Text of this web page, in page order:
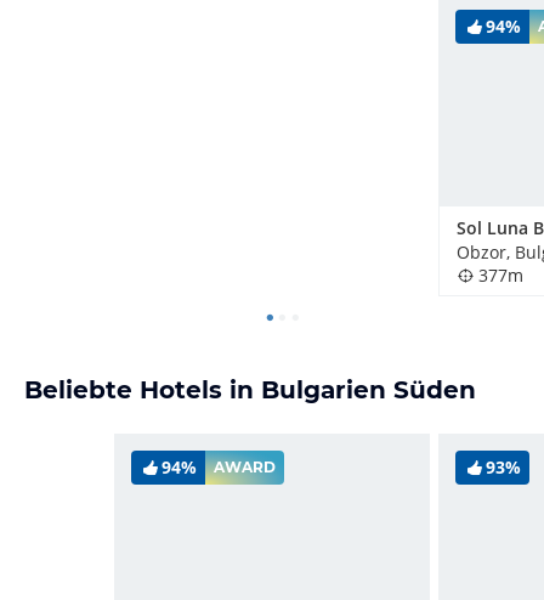
94%
Sol Luna
Obzor,
377m
Beliebte Hotels in Bulgarien Süden
94% AWARD 93%